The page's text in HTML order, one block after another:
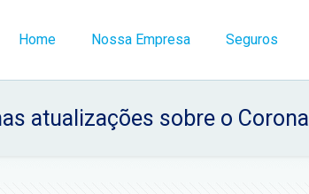
Home Nossa Empresa Seguros
atualizações sobre o